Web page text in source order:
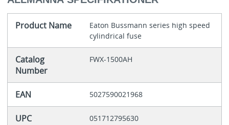
Product Name
Eaton Bussmann series high speed
cylindrical fuse
Catalog
Number
FWX-1500AH
EAN 5027590021968
UPC 051712795630